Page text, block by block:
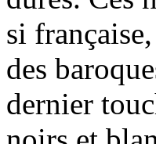
si
des
dernier